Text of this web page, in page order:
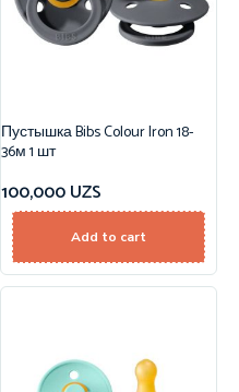
Пустышка Bibs Colour Iron 18-
36м 1 шт
100,000UZS
Add to cart